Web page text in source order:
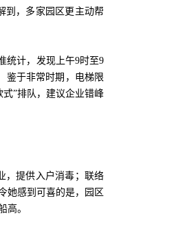
到，多家园区更主动帮
统计，发现上午9时至9
鉴于非常时期，电梯限
”排队，建议企业错峰
，提供入户消毒；联络
她感到可喜的是，园区
高。